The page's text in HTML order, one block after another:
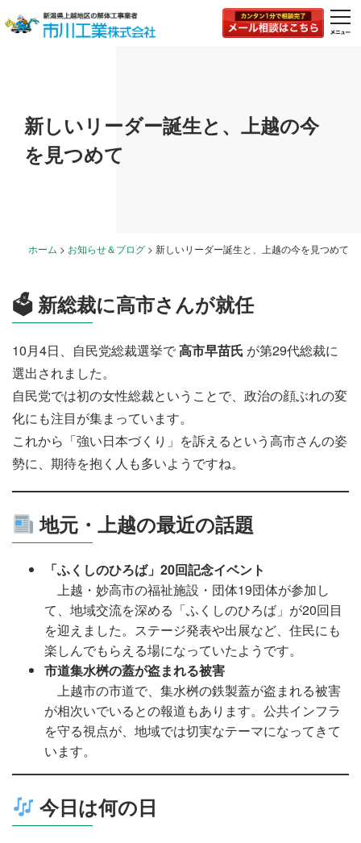
新しいリーダー誕生と、上越の今
を見つめて
ホーム > お知らせ＆ブログ > 新しいリーダー誕生と、上越の今を見つめて
🗳 新総裁に高市さんが就任
10月4日、自民党総裁選挙で高市早苗氏 が第29代総裁に
選出されました。
自民党では初の女性総裁ということで、政治の顔ぶれの変
化にも注目が集まっています。
これから「強い日本づくり」を訴えるという高市さんの姿
勢に、期待を抱く人も多いようですね。
地元・上越の最近の話題
「ふくしのひろば」20回記念イベント
上越・妙高市の福祉施設・団体19団体が参加し
て、地域交流を深める「ふくしのひろば」が20回目
を迎えました。ステージ発表や出展など、住民にも
楽しんでもらえる場になっていたようです。
市道集水桝の蓋が盗まれる被害
上越市の市道で、集水桝の鉄製蓋が盗まれる被害
が相次いでいるとの報道もあります。公共インフラ
を守る視点が、地域では切実なテーマになってきて
います。
今日は何の日